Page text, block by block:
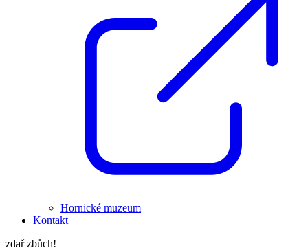
Hornické muzeum
Kontakt
zdař zbůch!